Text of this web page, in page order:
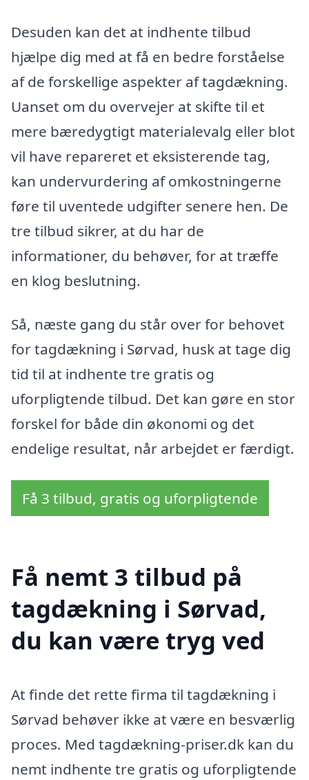
Desuden kan det at indhente tilbud
hjælpe dig med at få en bedre forståelse
af de forskellige aspekter af tagdækning.
Uanset om du overvejer at skifte til et
mere bæredygtigt materialevalg eller blot
vil have repareret et eksisterende tag,
kan undervurdering af omkostningerne
føre til uventede udgifter senere hen. De
tre tilbud sikrer, at du har de
informationer, du behøver, for at træffe
en klog beslutning.
Så, næste gang du står over for behovet
for tagdækning i Sørvad, husk at tage dig
tid til at indhente tre gratis og
uforpligtende tilbud. Det kan gøre en stor
forskel for både din økonomi og det
endelige resultat, når arbejdet er færdigt.
Få 3 tilbud, gratis og uforpligtende
Få nemt 3 tilbud på
tagdækning i Sørvad,
du kan være tryg ved
At finde det rette firma til tagdækning i
Sørvad behøver ikke at være en besværlig
proces. Med tagdækning-priser.dk kan du
nemt indhente tre gratis og uforpligtende